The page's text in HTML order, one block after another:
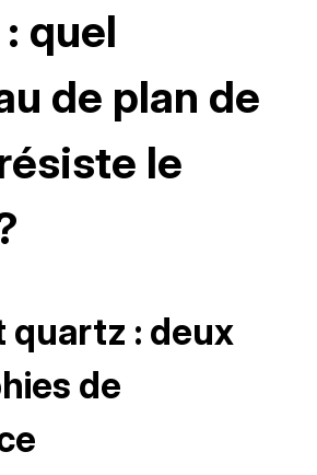
quel
de plan de
le
quartz : deux
de